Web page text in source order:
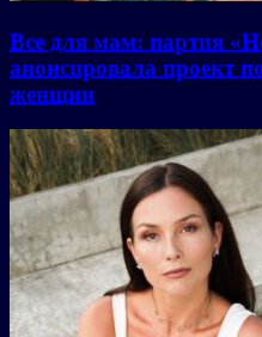
Все для мам: партия
анонсировала проект
женщин